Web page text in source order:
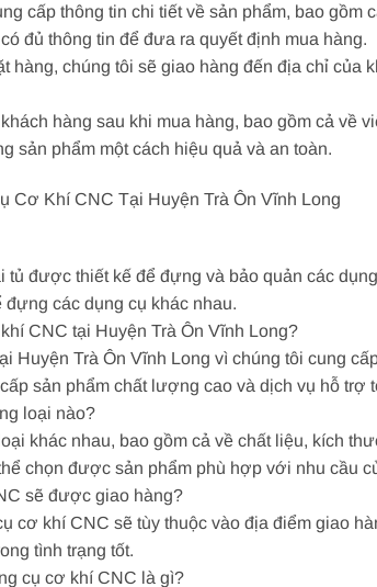
cấp thông tin chi tiết về sản phẩm, bao
đủ thông tin để đưa ra quyết định mua hàng.
hàng, chúng tôi sẽ giao hàng đến địa chỉ
hàng sau khi mua hàng, bao gồm cả về
sản phẩm một cách hiệu quả và an toàn.
Cơ Khí CNC Tại Huyện Trà Ôn Vĩnh Long
được thiết kế để đựng và bảo quản các
các dụng cụ khác nhau.
CNC tại Huyện Trà Ôn Vĩnh Long?
Huyện Trà Ôn Vĩnh Long vì chúng tôi cung
sản phẩm chất lượng cao và dịch vụ hỗ trợ
loại nào?
khác nhau, bao gồm cả về chất liệu, kích
chọn được sản phẩm phù hợp với nhu cầu
sẽ được giao hàng?
cơ khí CNC sẽ tùy thuộc vào địa điểm giao
tình trạng tốt.
cụ cơ khí CNC là gì?